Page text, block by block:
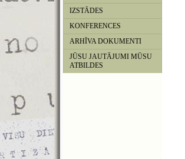
IZSTĀDES
KONFERENCES
ARHĪVA DOKUMENTI
JŪSU JAUTĀJUMI MŪSU
ATBILDES